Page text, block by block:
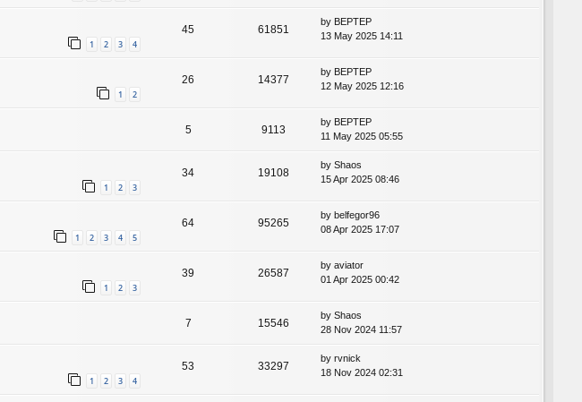
1 2 3 4
45 61851
by BEPTEP
13 May 2025 14:11
1 2
26 14377
by BEPTEP
12 May 2025 12:16
5 9113
by BEPTEP
11 May 2025 05:55
1 2 3
34 19108
by Shaos
15 Apr 2025 08:46
1 2 3 4 5
64 95265
by belfegor96
08 Apr 2025 17:07
1 2 3
39 26587
by aviator
01 Apr 2025 00:42
7 15546
by Shaos
28 Nov 2024 11:57
1 2 3 4
53 33297
by rvnick
18 Nov 2024 02:31